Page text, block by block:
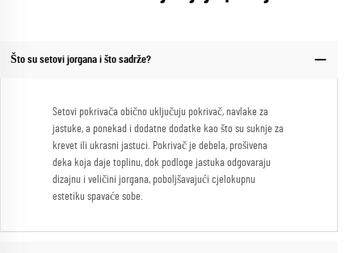
Što su setovi jorgana i što sadrže?
Setovi pokrivača obično uključuju pokrivač, navlake za
jastuke, a ponekad i dodatne dodatke kao što su suknje za
krevet ili ukrasni jastuci. Pokrivač je debela, prošivena
deka koja daje toplinu, dok podloge jastuka odgovaraju
dizajnu i veličini jorgana, poboljšavajući cjelokupnu
estetiku spavaće sobe.